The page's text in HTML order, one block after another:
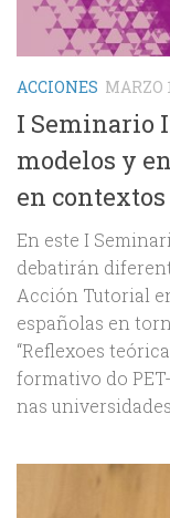
ACCIONES MARZO
I Seminario
modelos y
en
En este I
debatirán
Acción Tutorial
españolas en
“Reflexoes
formativo do
nas